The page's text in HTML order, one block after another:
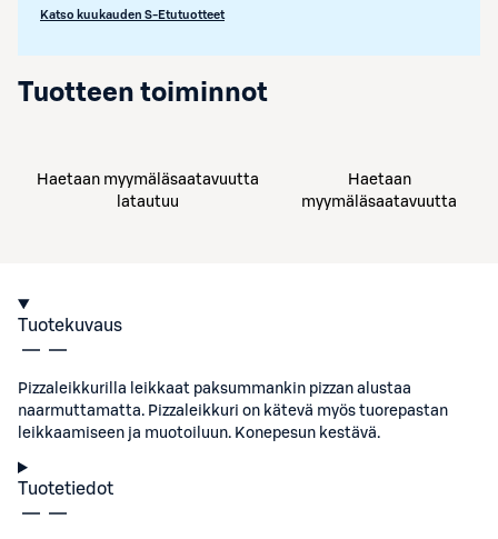
Katso kuukauden S-Etutuotteet
Tuotteen toiminnot
Haetaan myymäläsaatavuutta
latautuu
Haetaan
myymäläsaatavuutta
Tuotekuvaus
Pizzaleikkurilla leikkaat paksummankin pizzan alustaa
naarmuttamatta. Pizzaleikkuri on kätevä myös tuorepastan
leikkaamiseen ja muotoiluun. Konepesun kestävä.
Tuotetiedot